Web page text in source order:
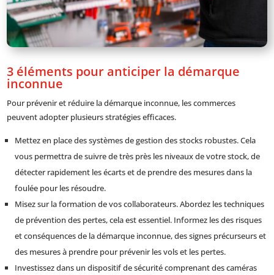
3 éléments pour anticiper la démarque
inconnue
Pour prévenir et réduire la démarque inconnue, les commerces
peuvent adopter plusieurs stratégies efficaces.
Mettez en place des systèmes de gestion des stocks robustes. Cela
vous permettra de suivre de très près les niveaux de votre stock, de
détecter rapidement les écarts et de prendre des mesures dans la
foulée pour les résoudre.
Misez sur la formation de vos collaborateurs. Abordez les techniques
de prévention des pertes, cela est essentiel. Informez les des risques
et conséquences de la démarque inconnue, des signes précurseurs et
des mesures à prendre pour prévenir les vols et les pertes.
Investissez dans un dispositif de sécurité comprenant des caméras